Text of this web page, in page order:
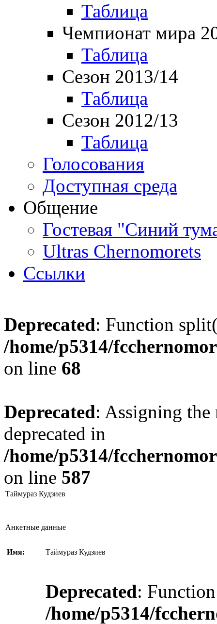
Таблица
Чемпионат мира
Таблица
Сезон 2013/14
Таблица
Сезон 2012/13
Таблица
Голосования
Доступная среда
Общение
Гостевая "Синий
Ultras Chernomorets
Ссылки
Deprecated: Function
/home/p5314/
on line 68
Deprecated: Assigning the
deprecated in
/home/p5314/
on line 587
Таймураз Кудзиев
Анкетные данные
Имя: Таймураз Кудзиев
Deprecated:
/home/p5314/